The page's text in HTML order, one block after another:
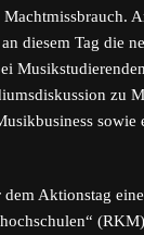
diesem Tag die
zu
sowie
dem Aktionstag